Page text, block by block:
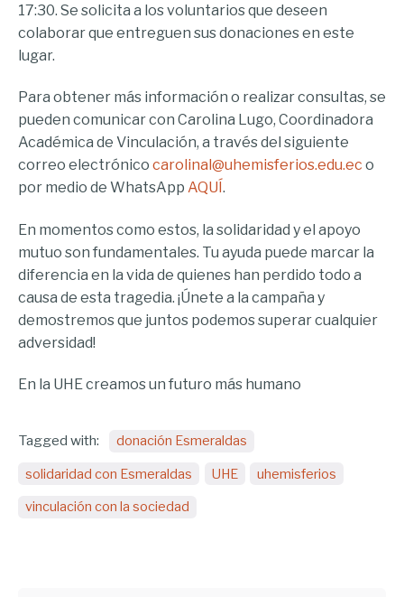
17:30. Se solicita a los voluntarios que deseen
colaborar que entreguen sus donaciones en este
lugar.
Para obtener más información o realizar consultas, se
pueden comunicar con Carolina Lugo, Coordinadora
Académica de Vinculación, a través del siguiente
correo electrónico carolinal@uhemisferios.edu.ec o
por medio de WhatsApp AQUÍ.
En momentos como estos, la solidaridad y el apoyo
mutuo son fundamentales. Tu ayuda puede marcar la
diferencia en la vida de quienes han perdido todo a
causa de esta tragedia. ¡Únete a la campaña y
demostremos que juntos podemos superar cualquier
adversidad!
En la UHE creamos un futuro más humano
Tagged with: donación Esmeraldas
solidaridad con Esmeraldas UHE uhemisferios
vinculación con la sociedad